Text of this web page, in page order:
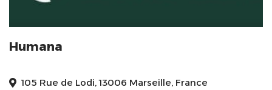
Humana
105 Rue de Lodi, 13006 Marseille, France